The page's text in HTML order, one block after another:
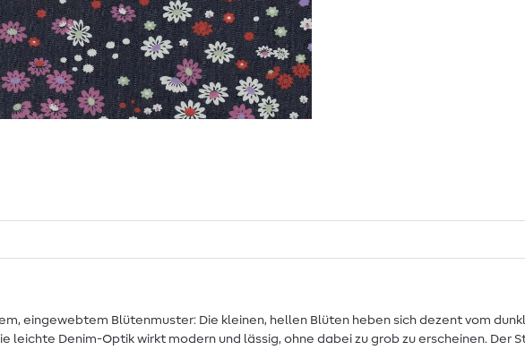
eingewebtem Blütenmuster: Die kleinen, hellen Blüten heben sich dezent vom
leichte Denim-Optik wirkt modern und lässig, ohne dabei zu grob zu erscheinen. Der